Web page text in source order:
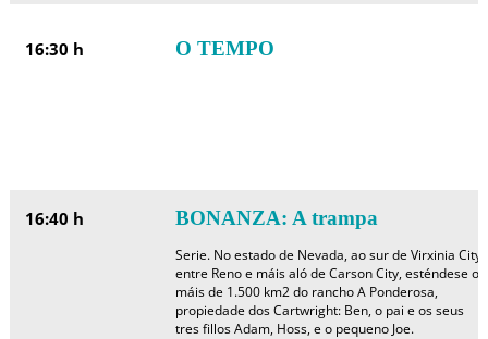
16:30 h O TEMPO
16:40 h BONANZA: A trampa
Serie. No estado de Nevada, ao sur de Virxinia City,
entre Reno e máis aló de Carson City, esténdese os
máis de 1.500 km2 do rancho A Ponderosa,
propiedade dos Cartwright: Ben, o pai e os seus
tres fillos Adam, Hoss, e o pequeno Joe.